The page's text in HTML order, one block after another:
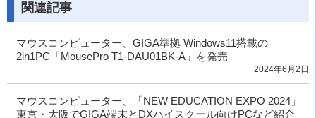
関連記事
マウスコンピューター、GIGA準拠 Windows11搭載の
2in1PC「MousePro T1-DAU01BK-A」を発売
2024年6月2日
マウスコンピューター、「NEW EDUCATION EXPO 2024」
東京・大阪でGIGA端末とDXハイスクール向けPCなど紹介